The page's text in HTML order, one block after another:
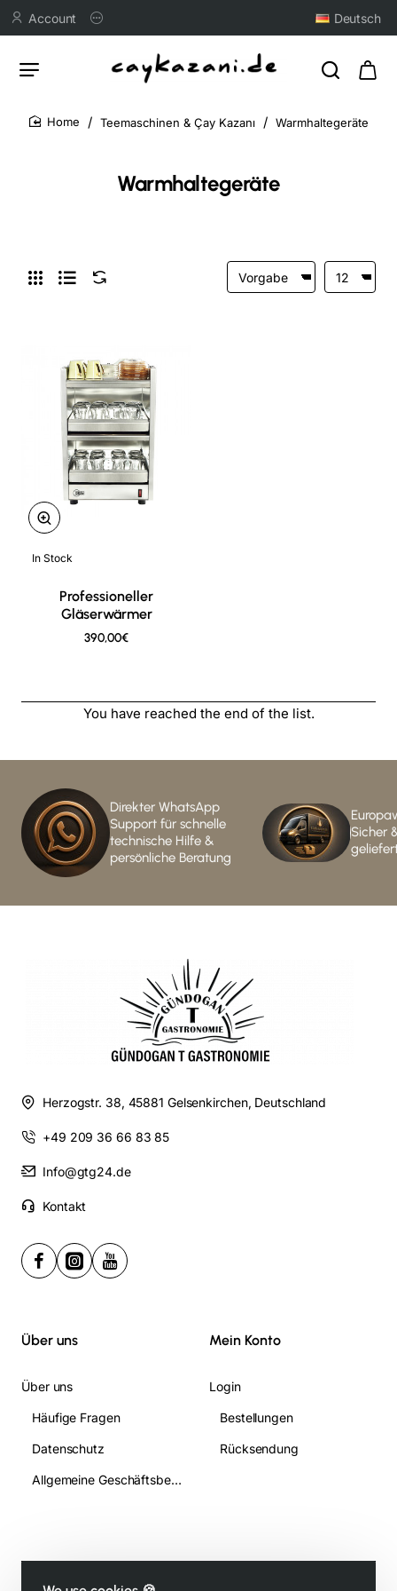
Account Deutsch
Warmhaltegeräte
Teemaschinen & Çay Kazanı Warmhaltegeräte
In Stock
Professioneller
Gläserwärmer
390,00€
You have reached the end of the list.
Direkter WhatsApp
Support für schnelle
technische Hilfe &
persönliche Beratung
Sicher
Herzogstr. 38, 45881 Gelsenkirchen, Deutschland
+49 209 36 66 83 85
Info@gtg24.de
Kontakt
Über uns
Über uns
Häufige Fragen
Datenschutz
Allgemeine Geschäftsbedingungen
Mein Konto
Login
Bestellungen
Rücksendung